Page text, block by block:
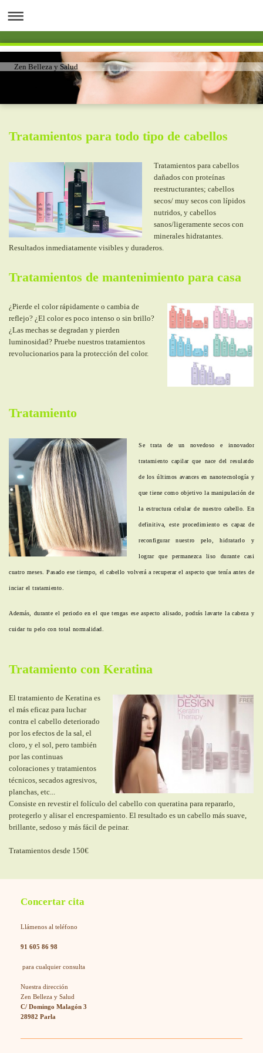
Zen Belleza y Salud
Tratamientos para todo tipo de cabellos
Tratamientos para cabellos
dañados con proteínas
reestructurantes; cabellos
secos/ muy secos con lípidos
nutridos, y cabellos
sanos/ligeramente secos con
minerales hidratantes.
Resultados inmediatamente visibles y duraderos.
Tratamientos de mantenimiento para casa
¿Pierde el color rápidamente o cambia de
reflejo? ¿El color es poco intenso o sin brillo?
¿Las mechas se degradan y pierden
luminosidad? Pruebe nuestros tratamientos
revolucionarios para la protección del color.
Tratamiento
Se trata de un novedoso e innovador
tratamiento capilar que nace del resulatdo
de los últimos avances en nanotecnología y
que tiene como objetivo la manipulación de
la estructura celular de nuestro cabello. En
definitiva, este procedimiento es capaz de
reconfigurar nuestro pelo, hidratarlo y
lograr que permanezca liso durante casi
cuatro meses. Pasado ese tiempo, el cabello volverá a recuperar el aspecto que tenía antes de
inciar el tratamiento.
Además, durante el periodo en el que tengas ese aspecto alisado, podrás lavarte la cabeza y
cuidar tu pelo con total normalidad.
Tratamiento con Keratina
El tratamiento de Keratina es
el más eficaz para luchar
contra el cabello deteriorado
por los efectos de la sal, el
cloro, y el sol, pero también
por las continuas
coloraciones y tratamientos
técnicos, secados agresivos,
planchas, etc...
Consiste en revestir el folículo del cabello con queratina para repararlo,
protegerlo y alisar el encrespamiento. El resultado es un cabello más suave,
brillante, sedoso y más fácil de peinar.
Tratamientos desde 150€
Concertar cita
Llámenos al teléfono
91 605 86 98
para cualquier consulta
Nuestra dirección
Zen Belleza y Salud
C/ Domingo Malagón 3
28982 Parla